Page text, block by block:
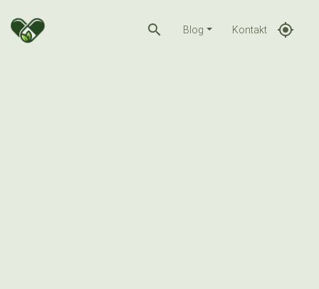
search Blog Kontakt gps_fixed